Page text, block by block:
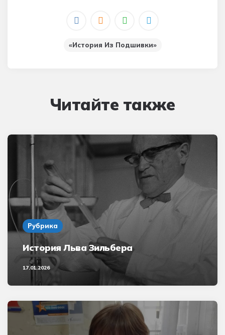
«История Из Подшивки»
Читайте также
Рубрика
История Льва Зильбера
17.01.2026